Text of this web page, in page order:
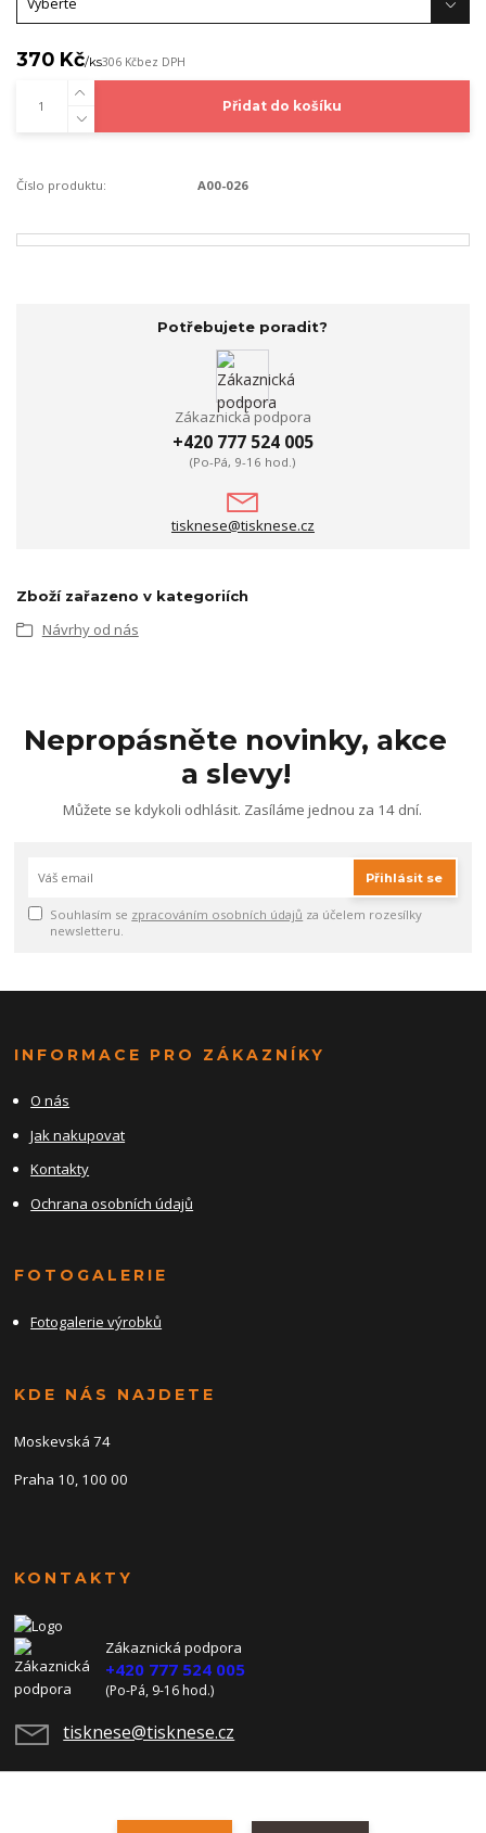
370 Kč/ks306 Kčbez DPH
Přidat do košíku
Číslo produktu: A00-026
Potřebujete poradit?
Zákaznická podpora
+420 777 524 005
(Po-Pá, 9-16 hod.)
tisknese@tisknese.cz
Zboží zařazeno v kategoriích
Návrhy od nás
Nepropásněte novinky, akce
a slevy!
Můžete se kdykoli odhlásit. Zasíláme jednou za 14 dní.
Přihlásit se
Souhlasím se zpracováním osobních údajů za účelem rozesílky
newsletteru.
INFORMACE PRO ZÁKAZNÍKY
O nás
Jak nakupovat
Kontakty
Ochrana osobních údajů
FOTOGALERIE
Fotogalerie výrobků
KDE NÁS NAJDETE
Moskevská 74
Praha 10, 100 00
KONTAKTY
Zákaznická podpora
+420 777 524 005
(Po-Pá, 9-16 hod.)
tisknese@tisknese.cz